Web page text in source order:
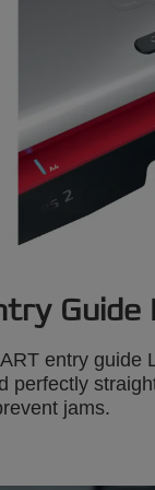
Guide
entry guide
perfectly
jams.